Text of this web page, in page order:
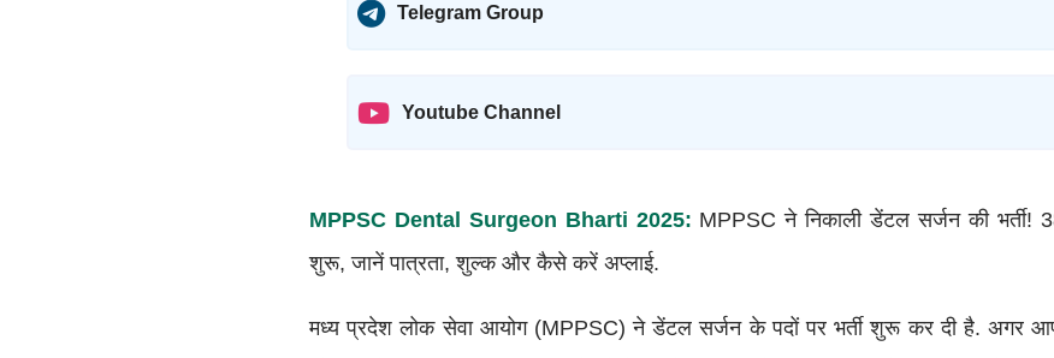
Telegram Group
Youtube Channel
MPPSC Dental Surgeon Bharti 2025: MPPSC ने निकाली डेंटल सर्जन की भर्ती!
शुरू, जानें पात्रता, शुल्क और कैसे करें अप्लाई.
मध्य प्रदेश लोक सेवा आयोग (MPPSC) ने डेंटल सर्जन के पदों पर भर्ती शुरू कर दी है. अगर